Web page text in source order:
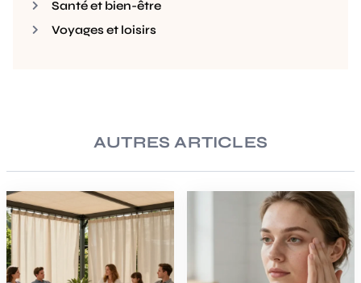
Santé et bien-être
Voyages et loisirs
AUTRES ARTICLES